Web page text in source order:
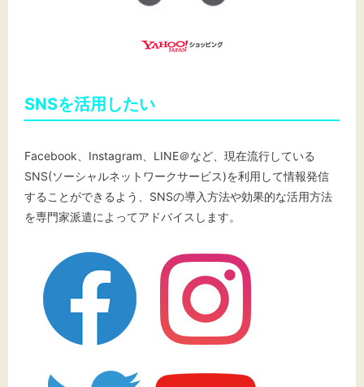
SNSを活用したい
Facebook、Instagram、LINE＠など、現在流行している
SNS(ソーシャルネットワークサービス)を利用して情報発信
することができるよう、SNSの導入方法や効果的な活用方法
を専門家派遣によってアドバイスします。